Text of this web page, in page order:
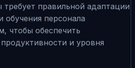
правильной адаптации
обучения персонала
чтобы обеспечить
и уровня